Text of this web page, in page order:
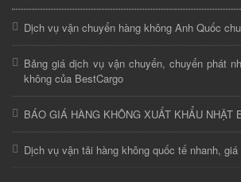
Dịch vụ vận chuyển hàng không Anh Quốc
Bảng giá dịch vụ vận chuyển, chuyển phát
không của BestCargo
BÁO GIÁ HÀNG KHÔNG XUẤT KHẨU NHẬT
Dịch vụ vận tải hàng không quốc tế nhanh,